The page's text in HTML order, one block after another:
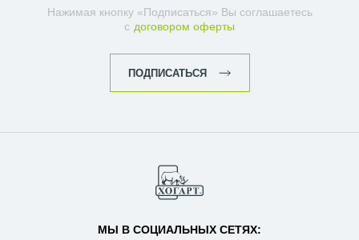
Нажимая кнопку «Подписаться» Вы соглашаетесь
с договором оферты
ПОДПИСАТЬСЯ
МЫ В СОЦИАЛЬНЫХ СЕТЯХ: